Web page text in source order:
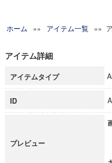
グローバルリサーチイン
科学研究費補助金研究成
慶應義塾大学グローバ
慶應義塾大学グローバル
博士課程教育リーディ
学術雑誌掲載論文等(8)
ホーム »» アイテム一覧 »»
アイテム詳細
アイテムタイプ
ID
プレビュー